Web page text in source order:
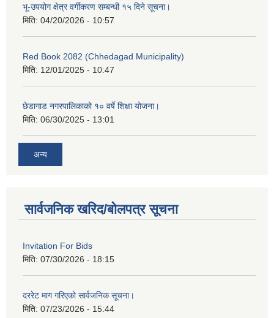
भू-उपयोग क्षेत्र वर्गीकरण सम्बन्धी १५ दिने सूचना।
मिति: 04/20/2026 - 10:57
Red Book 2082 (Chhedagad Municipality)
मिति: 12/01/2025 - 10:47
छेडागाड नगरपालिकाको १० वर्षे शिक्षा योजना।
मिति: 06/30/2025 - 13:01
अन्य
सार्वजनिक खरिद/बोलपत्र सूचना
Invitation For Bids
मिति: 07/30/2026 - 18:15
दररेट माग गरिएको सार्वजनिक सूचना।
मिति: 07/23/2026 - 15:44